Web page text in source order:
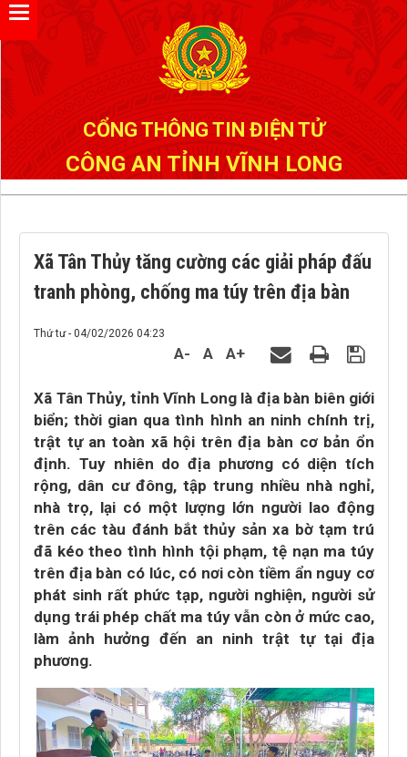
CỔNG THÔNG TIN ĐIỆN TỬ
CÔNG AN TỈNH VĨNH LONG
Xã Tân Thủy tăng cường các giải pháp đấu
tranh phòng, chống ma túy trên địa bàn
Thứ tư - 04/02/2026 04:23
A- A A+
Xã Tân Thủy, tỉnh Vĩnh Long là địa bàn biên giới
biển; thời gian qua tình hình an ninh chính trị,
trật tự an toàn xã hội trên địa bàn cơ bản ổn
định. Tuy nhiên do địa phương có diện tích
rộng, dân cư đông, tập trung nhiều nhà nghỉ,
nhà trọ, lại có một lượng lớn người lao động
trên các tàu đánh bắt thủy sản xa bờ tạm trú
đã kéo theo tình hình tội phạm, tệ nạn ma túy
trên địa bàn có lúc, có nơi còn tiềm ẩn nguy cơ
phát sinh rất phức tạp, người nghiện, người sử
dụng trái phép chất ma túy vẫn còn ở mức cao,
làm ảnh hưởng đến an ninh trật tự tại địa
phương.